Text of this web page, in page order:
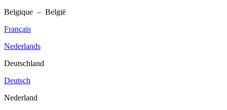
Belgique – België
Français
Nederlands
Deutschland
Deutsch
Nederland